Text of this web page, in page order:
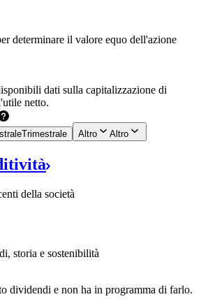
determinare il valore equo dell'azione
dati sulla capitalizzazione di
netto.
Trimestrale Altro Altro
della società
storia e sostenibilità
dividendi e non ha in programma di farlo.